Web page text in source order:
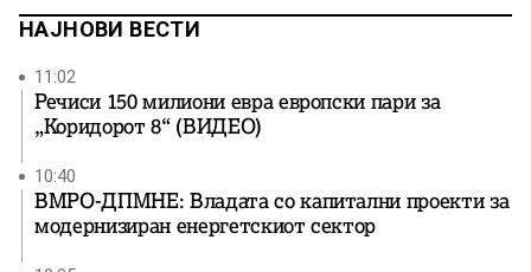
НАЈНОВИ ВЕСТИ
11:02
Речиси 150 милиони евра европски пари за
„Коридорот 8“ (ВИДЕО)
10:40
ВМРО-ДПМНЕ: Владата со капитални проекти за
модернизиран енергетскиот сектор